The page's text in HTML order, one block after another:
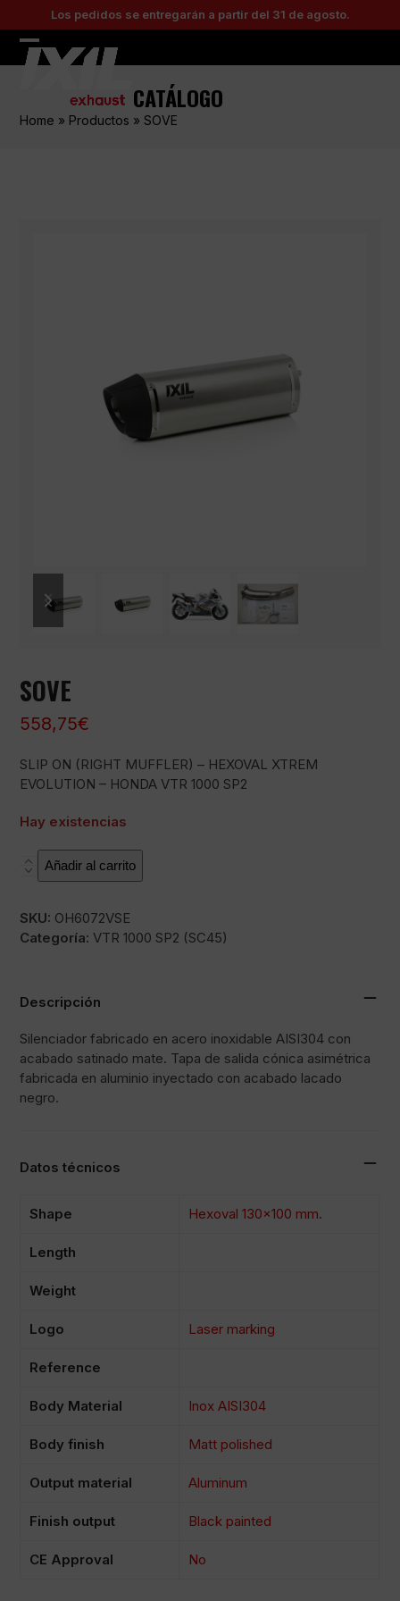
to
content
Los pedidos se entregarán a partir del 31 de agosto.
Open
menu
Close
menu
CATÁLOGO
Home » Productos »SOVE
slide
slide
SOVE
558,75€
SLIP ON (RIGHT MUFFLER) – HEXOVAL XTREM
EVOLUTION – HONDA VTR 1000 SP2
Hay existencias
SOVE
cantidad
Añadir al carrito
SKU: OH6072VSE
Categoría:VTR 1000 SP2 (SC45)
Descripción
Silenciador fabricado en acero inoxidable AISI304 con
acabado satinado mate. Tapa de salida cónica asimétrica
fabricada en aluminio inyectado con acabado lacado
negro.
Datos técnicos
Shape Hexoval 130×100 mm.
Length
Weight
Logo Laser marking
Reference
Body Material Inox AISI304
Body finish Matt polished
Output material Aluminum
Finish output Black painted
CE Approval No